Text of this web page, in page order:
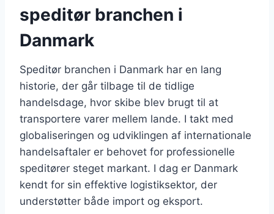
speditør branchen i
Danmark
Speditør branchen i Danmark har en lang
historie, der går tilbage til de tidlige
handelsdage, hvor skibe blev brugt til at
transportere varer mellem lande. I takt med
globaliseringen og udviklingen af internationale
handelsaftaler er behovet for professionelle
speditører steget markant. I dag er Danmark
kendt for sin effektive logistiksektor, der
understøtter både import og eksport.